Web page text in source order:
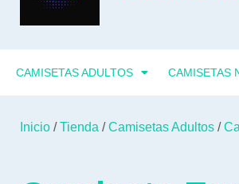
CAMISETAS ADULTOS CAMISETAS
Inicio /Tienda /Camisetas Adultos /